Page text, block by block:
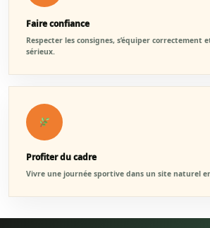
Faire confiance
Respecter les consignes, s’équiper correctement
sérieux.
Profiter du cadre
Vivre une journée sportive dans un site naturel